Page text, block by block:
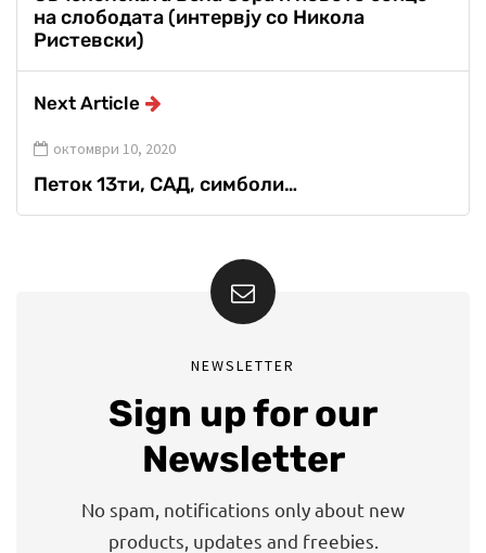
на слободата (интервју со Никола
Ристевски)
Next Article
октомври 10, 2020
Петок 13ти, САД, симболи…
NEWSLETTER
Sign up for our
Newsletter
No spam, notifications only about new
products, updates and freebies.